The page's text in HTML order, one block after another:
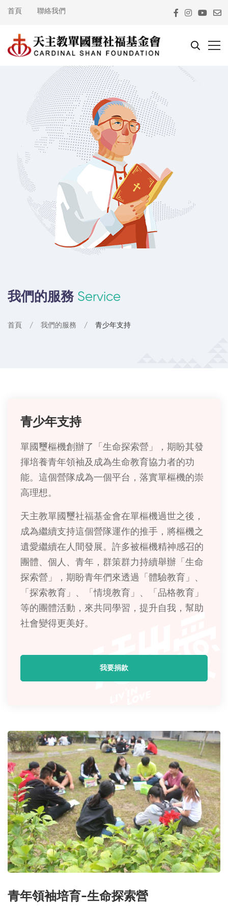
首頁 聯絡我們
我們的服務 Service
首頁 我們的服務 青少年支持
青少年支持
單國璽樞機創辦了「生命探索營」，期盼其發
揮培養青年領袖及成為生命教育協力者的功
能。這個營隊成為一個平台，落實單樞機的崇
高理想。
天主教單國璽社福基金會在單樞機過世之後，
成為繼續支持這個營隊運作的推手，將樞機之
遺愛繼續在人間發展。許多被樞機精神感召的
團體、個人、青年，群策群力持續舉辦「生命
探索營」，期盼青年們來透過「體驗教育」、
「探索教育」、「情境教育」、「品格教育」
等的團體活動，來共同學習，提升自我，幫助
社會變得更美好。
我要捐款
青年領袖培育-生命探索營